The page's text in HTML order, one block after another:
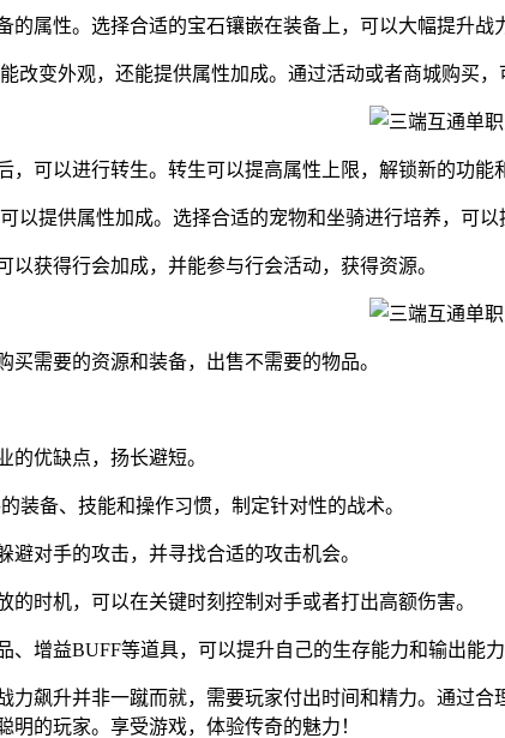
的属性。选择合适的宝石镶嵌在装备上，可以大幅提升战
改变外观，还能提供属性加成。通过活动或者商城购买，
，可以进行转生。转生可以提高属性上限，解锁新的功能
以提供属性加成。选择合适的宠物和坐骑进行培养，可以
以获得行会加成，并能参与行会活动，获得资源。
买需要的资源和装备，出售不需要的物品。
的优缺点，扬长避短。
装备、技能和操作习惯，制定针对性的战术。
避对手的攻击，并寻找合适的攻击机会。
的时机，可以在关键时刻控制对手或者打出高额伤害。
、增益BUFF等道具，可以提升自己的生存能力和输出能力
力飙升并非一蹴而就，需要玩家付出时间和精力。通过
明的玩家。享受游戏，体验传奇的魅力！